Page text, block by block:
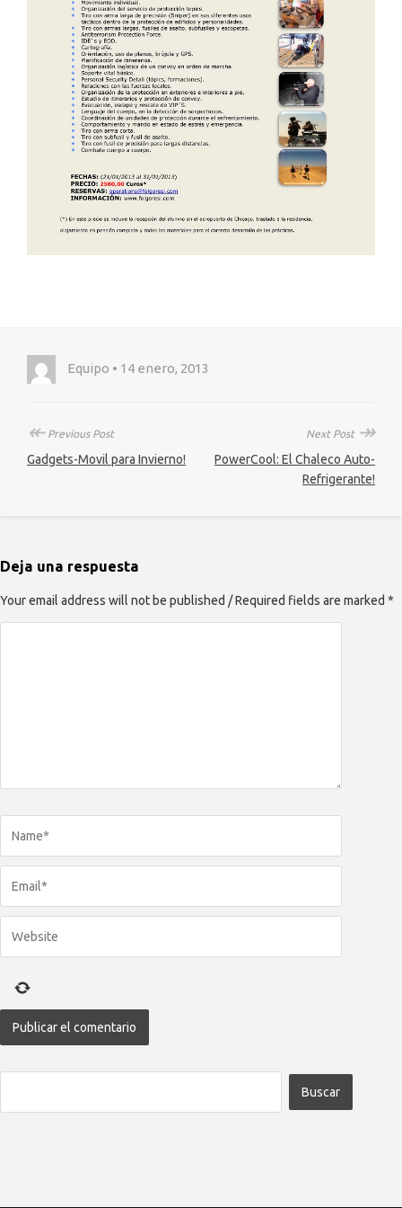
Equipo • 14 enero, 2013
↞Previous Post
Gadgets-Movil para Invierno!
Next Post ↠
PowerCool: El Chaleco Auto-
Refrigerante!
Deja una respuesta
Your email address will not be published / Required fields are marked *